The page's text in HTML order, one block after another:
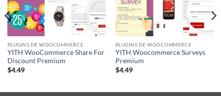
Lo
Deseo!
PLUGINS DE WOOCOMMERCE
YITH WooCommerce Share For
Discount Premium
$4.49
Lo
Deseo!
PLUGINS DE WOOCOMMERCE
YITH Woocommerce Surveys
Premium
$4.49